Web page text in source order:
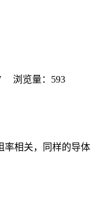
浏览量：593
相关，同样的导体